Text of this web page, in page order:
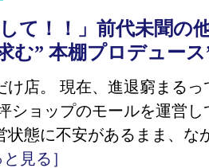
て！！」前代未聞の
む” 本棚プロデュース
け店。 現在、進退窮まるっ
ショップのモールを運営し
状態に不安があるまま、な
と見る］